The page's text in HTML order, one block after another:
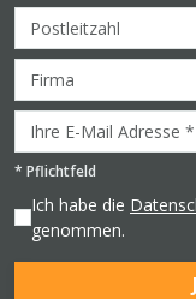
* Pflichtfeld
Ich habe die
genommen.